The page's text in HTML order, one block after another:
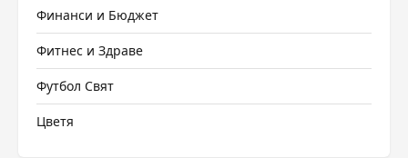
Финанси и Бюджет
Фитнес и Здраве
Футбол Свят
Цветя